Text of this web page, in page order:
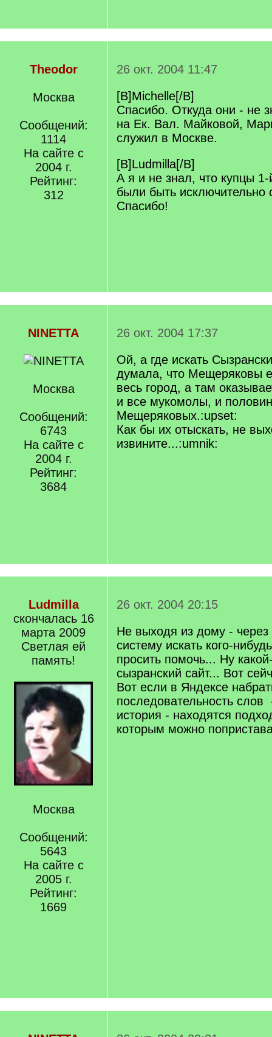
Theodor
Москва
Сообщений:
1114
На сайте с
2004 г.
Рейтинг:
312
26 окт. 2004 11:47
[B]Michelle[/B]
Спасибо. Откуда они - не
на Ек. Вал. Майковой,
служил в Москве.
[B]Ludmilla[/B]
А я и не знал, что купцы
были быть исключительно
Спасибо!
NINETTA
Москва
Сообщений:
6743
На сайте с
2004 г.
Рейтинг:
3684
26 окт. 2004 17:37
Ой, а где искать
думала, что Мещеряковы
весь город, а там
и все мукомолы, и
Мещеряковых.:upset:
Как бы их отыскать, не
извините...:umnik:
Ludmilla
скончалась 16
марта 2009
Светлая ей
память!
Москва
Сообщений:
5643
На сайте с
2005 г.
Рейтинг:
1669
26 окт. 2004 20:15
Не выходя из дому - через
систему искать кого-
просить помочь... Ну
сызранский сайт... Вот
Вот если в Яндексе
последовательность
история - находятся
которым можно